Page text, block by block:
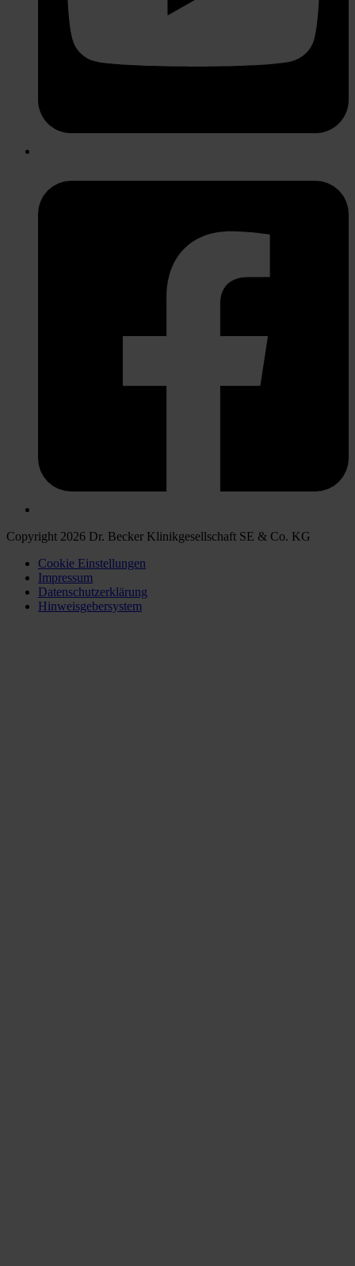
Copyright 2026 Dr. Becker Klinikgesellschaft SE & Co. KG
Cookie Einstellungen
Impressum
Datenschutzerklärung
Hinweisgebersystem